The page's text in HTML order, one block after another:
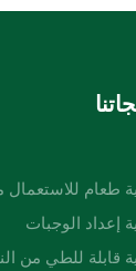
طعام للاستعمال
إعداد الوجبات
قابلة للطي من